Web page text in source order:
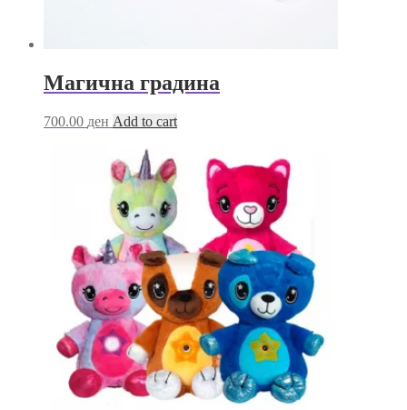
Магична градина
700.00 ден Add to cart